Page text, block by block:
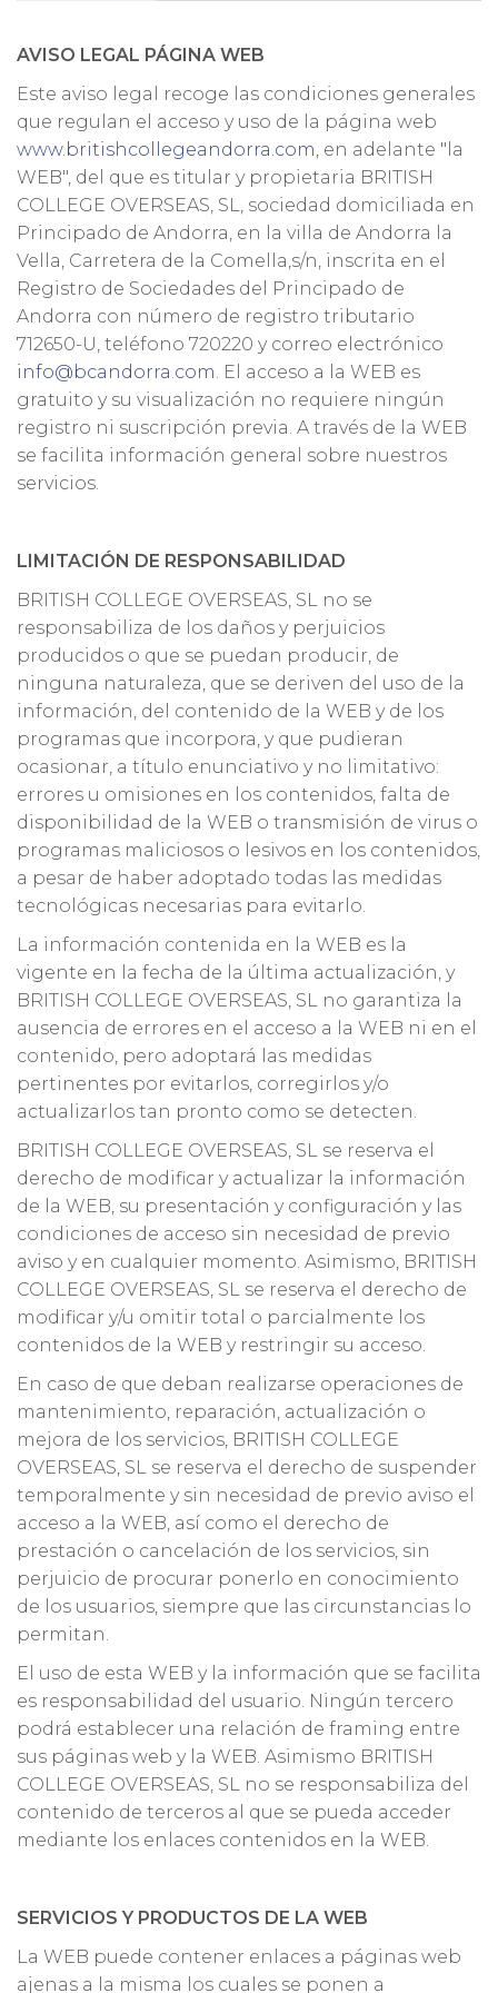
AVISO LEGAL PÁGINA WEB
Este aviso legal recoge las condiciones generales
que regulan el acceso y uso de la página web
www.britishcollegeandorra.com, en adelante "la
WEB", del que es titular y propietaria BRITISH
COLLEGE OVERSEAS, SL, sociedad domiciliada en
Principado de Andorra, en la villa de Andorra la
Vella, Carretera de la Comella,s/n, inscrita en el
Registro de Sociedades del Principado de
Andorra con número de registro tributario
712650-U, teléfono 720220 y correo electrónico
info@bcandorra.com. El acceso a la WEB es
gratuito y su visualización no requiere ningún
registro ni suscripción previa. A través de la WEB
se facilita información general sobre nuestros
servicios.
LIMITACIÓN DE RESPONSABILIDAD
BRITISH COLLEGE OVERSEAS, SL no se
responsabiliza de los daños y perjuicios
producidos o que se puedan producir, de
ninguna naturaleza, que se deriven del uso de la
información, del contenido de la WEB y de los
programas que incorpora, y que pudieran
ocasionar, a título enunciativo y no limitativo:
errores u omisiones en los contenidos, falta de
disponibilidad de la WEB o transmisión de virus o
programas maliciosos o lesivos en los contenidos,
a pesar de haber adoptado todas las medidas
tecnológicas necesarias para evitarlo.
La información contenida en la WEB es la
vigente en la fecha de la última actualización, y
BRITISH COLLEGE OVERSEAS, SL no garantiza la
ausencia de errores en el acceso a la WEB ni en el
contenido, pero adoptará las medidas
pertinentes por evitarlos, corregirlos y/o
actualizarlos tan pronto como se detecten.
BRITISH COLLEGE OVERSEAS, SL se reserva el
derecho de modificar y actualizar la información
de la WEB, su presentación y configuración y las
condiciones de acceso sin necesidad de previo
aviso y en cualquier momento. Asimismo, BRITISH
COLLEGE OVERSEAS, SL se reserva el derecho de
modificar y/u omitir total o parcialmente los
contenidos de la WEB y restringir su acceso.
En caso de que deban realizarse operaciones de
mantenimiento, reparación, actualización o
mejora de los servicios, BRITISH COLLEGE
OVERSEAS, SL se reserva el derecho de suspender
temporalmente y sin necesidad de previo aviso el
acceso a la WEB, así como el derecho de
prestación o cancelación de los servicios, sin
perjuicio de procurar ponerlo en conocimiento
de los usuarios, siempre que las circunstancias lo
permitan.
El uso de esta WEB y la información que se facilita
es responsabilidad del usuario. Ningún tercero
podrá establecer una relación de framing entre
sus páginas web y la WEB. Asimismo BRITISH
COLLEGE OVERSEAS, SL no se responsabiliza del
contenido de terceros al que se pueda acceder
mediante los enlaces contenidos en la WEB.
SERVICIOS Y PRODUCTOS DE LA WEB
La WEB puede contener enlaces a páginas web
ajenas a la misma los cuales se ponen a